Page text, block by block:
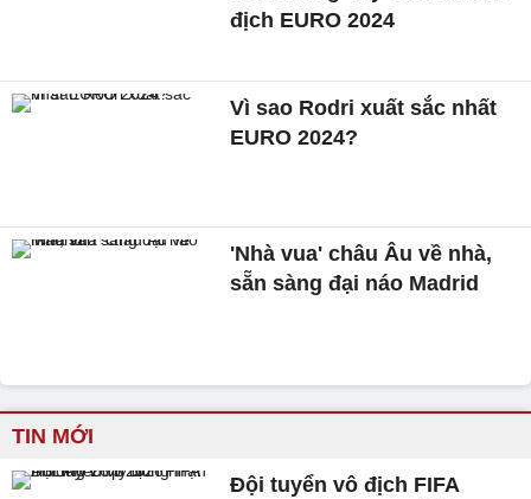
địch EURO 2024
Vì sao Rodri xuất sắc nhất
EURO 2024?
'Nhà vua' châu Âu về nhà,
sẵn sàng đại náo Madrid
TIN MỚI
Đội tuyển vô địch FIFA